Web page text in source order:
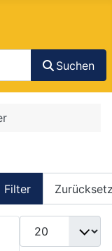
Suchen
Filter
Anzeige #